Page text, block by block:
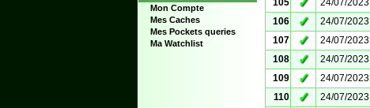
Mon Compte
Mes Caches
Mes Pockets queries
Ma Watchlist
105
24/07/2023
106
✓ 24/07/2023
107
✓ 24/07/2023
108
✓ 24/07/2023
109
✓ 24/07/2023
110
✓ 24/07/2023